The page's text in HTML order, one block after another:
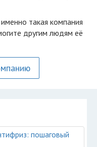
такая компания
другим людям её